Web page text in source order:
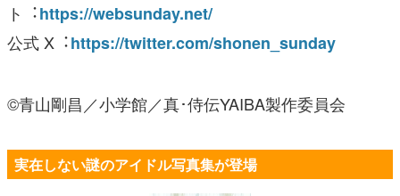
ト︓https://websunday.net/
公式 X︓https://twitter.com/shonen_sunday
©⻘⼭剛昌／⼩学館／真･侍伝YAIBA製作委員会
実在しない謎のアイドル写真集が登場